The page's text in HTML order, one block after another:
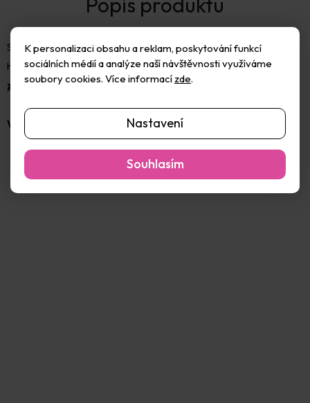
K personalizaci obsahu a reklam, poskytování funkcí
sociálních médií a analýze naší návštěvnosti využíváme
soubory cookies. Více informací zde.
Nastavení
Souhlasím
Speciální papír na decoupage, rozměr listu 30x40cm. Papír je
hodně krycí, ale ne stoprocentně. Je vhodný na dekorování
zvířátek z kartonu.
V ČEM JE PAPÍR